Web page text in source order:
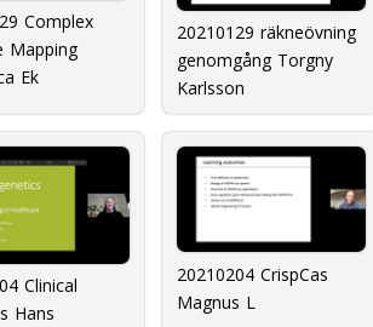
Complex
Mapping
Ek
20210129 räkneövning
genomgång Torgny
Karlsson
Clinical
Hans
20210204 CrispCas
Magnus L